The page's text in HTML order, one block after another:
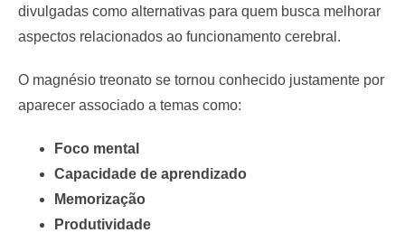
divulgadas como alternativas para quem busca melhorar
aspectos relacionados ao funcionamento cerebral.
O magnésio treonato se tornou conhecido justamente por
aparecer associado a temas como:
Foco mental
Capacidade de aprendizado
Memorização
Produtividade